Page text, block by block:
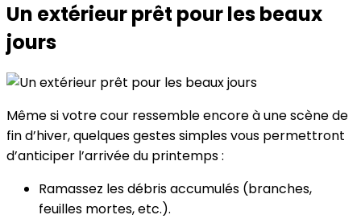
Un extérieur prêt pour les beaux
jours
Même si votre cour ressemble encore à une scène de
fin d’hiver, quelques gestes simples vous permettront
d’anticiper l’arrivée du printemps :
Ramassez les débris accumulés (branches,
feuilles mortes, etc.).